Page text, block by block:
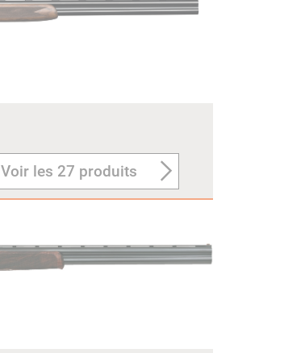
Voir les 27 produits